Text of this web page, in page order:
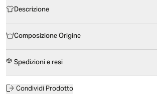
Descrizione
Composizione Origine
Spedizioni e resi
Condividi Prodotto